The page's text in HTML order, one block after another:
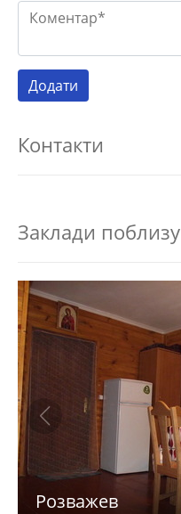
Контакти
Заклади поблизу
Розважев